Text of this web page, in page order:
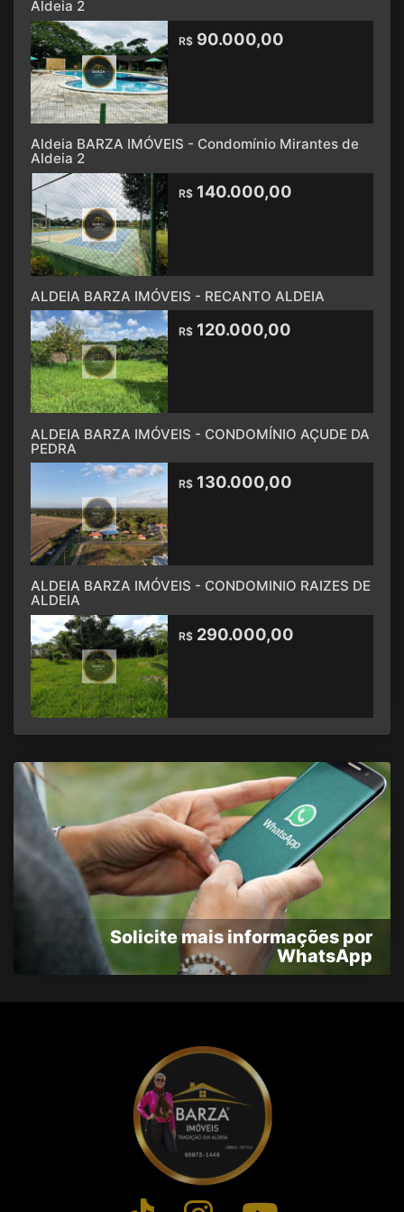
Aldeia 2
R$ 90.000,00
Aldeia BARZA IMÓVEIS - Condomínio Mirantes de
Aldeia 2
R$ 140.000,00
ALDEIA BARZA IMÓVEIS - RECANTO ALDEIA
R$ 120.000,00
ALDEIA BARZA IMÓVEIS - CONDOMÍNIO AÇUDE DA
PEDRA
R$ 130.000,00
ALDEIA BARZA IMÓVEIS - CONDOMINIO RAIZES DE
ALDEIA
R$ 290.000,00
Solicite mais informações por
WhatsApp